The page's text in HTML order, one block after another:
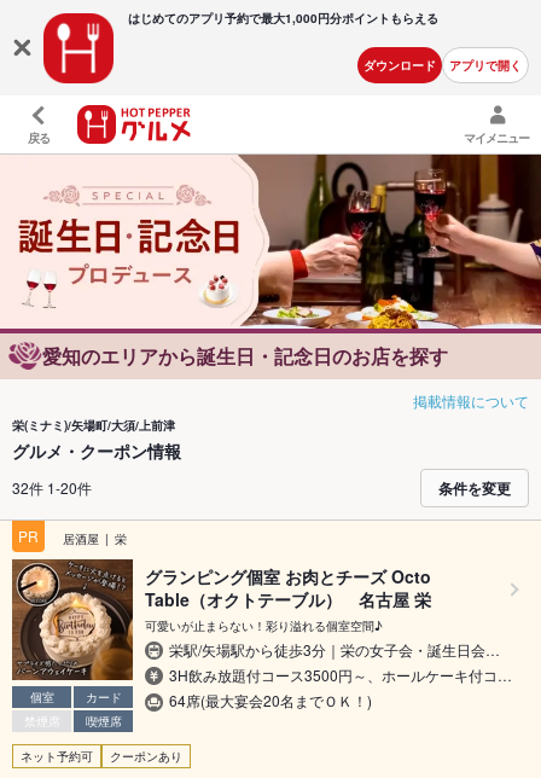
はじめてのアプリ予約で最大1,000円分ポイントもらえる
ダウンロード アプリで開く
戻る マイメニュー
愛知のエリアから誕生日・記念日のお店を探す
掲載情報について
栄(ミナミ)/矢場町/大須/上前津
グルメ・クーポン情報
32件 1-20件 条件を変更
PR 居酒屋 栄
個室
カード
禁煙席
喫煙席
グランピング個室 お肉とチーズ Octo
Table（オクトテーブル） 名古屋 栄
可愛いが止まらない！彩り溢れる個室空間♪
栄駅/矢場駅から徒歩3分｜栄の女子会・誕生日会…
3H飲み放題付コース3500円～、ホールケーキ付コ…
64席(最大宴会20名までＯＫ！)
ネット予約可 クーポンあり